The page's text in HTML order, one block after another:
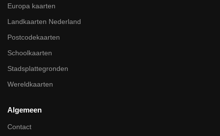
Europa kaarten
Landkaarten Nederland
Postcodekaarten
Schoolkaarten
Stadsplattegronden
Wereldkaarten
Algemeen
Contact